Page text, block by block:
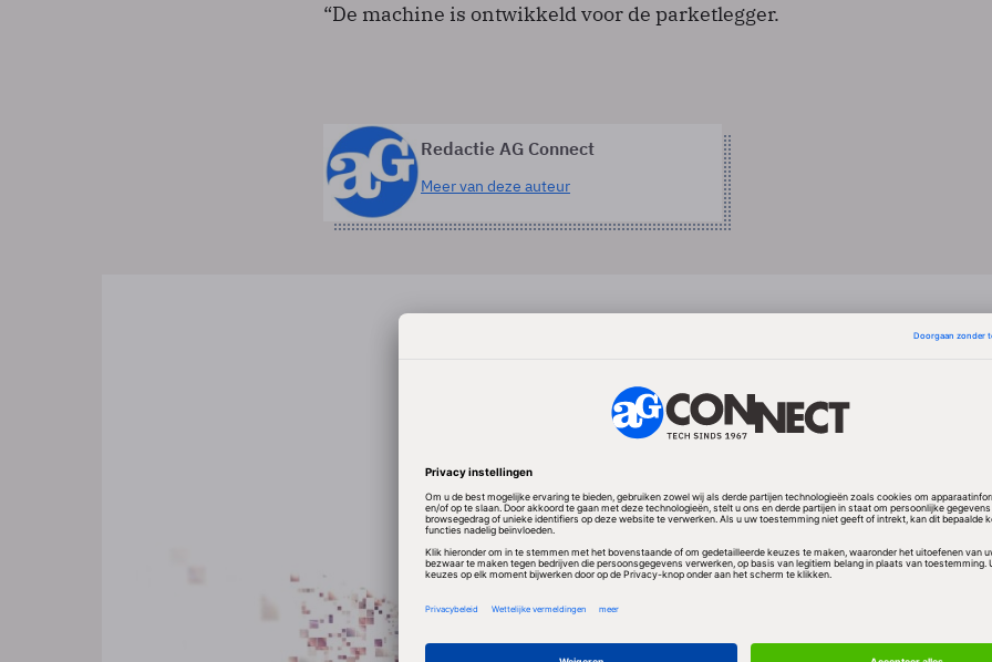
“De machine is ontwikkeld voor de parketlegger.
Redactie AG Connect
Meer van deze auteur